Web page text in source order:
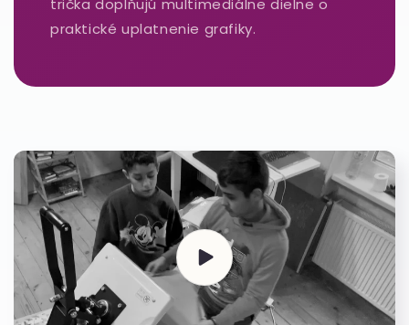
trička doplňujú multimediálne dielne o
praktické uplatnenie grafiky.